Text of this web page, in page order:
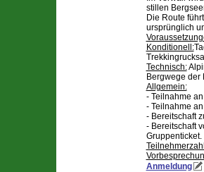
stillen
Die Route
ursprünglich
Konditionell:
Technisch:
Bergwege
Allgemein:
- Teilnahme
- Teilnahme
- Bereitschaft
- Bereitschaft
Gruppenticket.
Anmeldung